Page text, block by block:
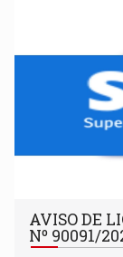
AVISO DE
Nº 90091/